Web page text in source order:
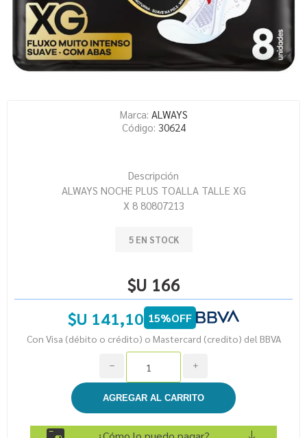
Marca: ALWAYS
Código: 30624
Descripción
ALWAYS NOCHE PLUS TOALLA TALLE XG
X 8 80807213
5 EN STOCK
$U 166
$U 141,10 15%OFF
Con Visa (débito o crédito) o Mastercard (credito) del BBVA
i
h